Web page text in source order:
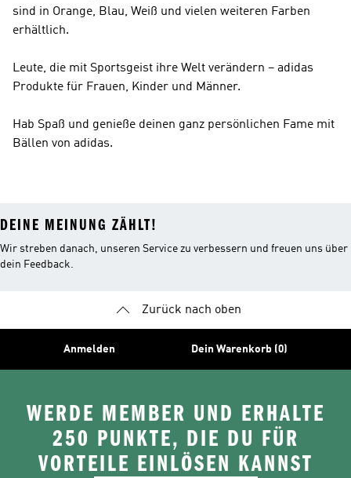
sind in Orange, Blau, Weiß und vielen weiteren Farben
erhältlich.
Leute, die mit Sportsgeist ihre Welt verändern – adidas
Produkte für Frauen, Kinder und Männer.
Hab Spaß und genieße deinen ganz persönlichen Fame mit
Bällen von adidas.
DEINE MEINUNG ZÄHLT!
Wir streben danach, unseren Service zu verbessern und freuen uns über
dein Feedback.
Zurück nach oben
Anmelden Dein Warenkorb (0)
WERDE MEMBER UND ERHALTE
250 PUNKTE, DIE DU FÜR
VORTEILE EINLÖSEN KANNST